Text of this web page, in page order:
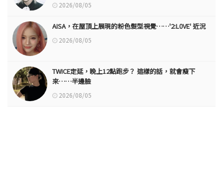
2026/08/05
AISA，在屋頂上展現的粉色髮型視覺……'2:L0VE' 近況
2026/08/05
TWICE定延，晚上12點跑步？ 這樣的話，就會瘦下
來……半邊臉
2026/08/05